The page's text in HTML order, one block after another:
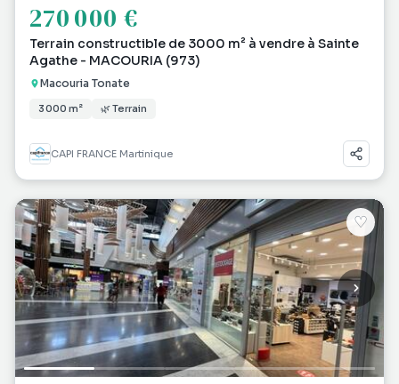
270 000 €
Terrain constructible de 3000 m² à vendre à Sainte
Agathe - MACOURIA (973)
Macouria Tonate
3 000 m² 🌿 Terrain
CAPI FRANCE Martinique
♡